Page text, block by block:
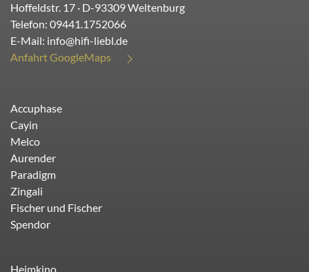
Hoffeldstr. 17 · D-93309Weltenburg
Telefon: 09441.1752066
E-Mail: info@hifi-liebl.de
Anfahrt GoogleMaps
Accuphase
Cayin
Melco
Aurender
Paradigm
Zingali
Fischer und Fischer
Spendor
Heimkino